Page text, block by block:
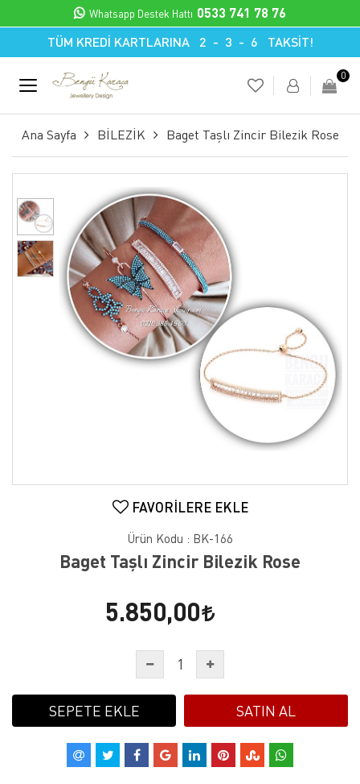
TÜM KREDİ KARTLARINA 2 - 3 - 6 TAKSİT!
Whatsapp Destek Hattı 0533 741 78 76
0
Ana Sayfa BİLEZİK Baget Taşlı Zincir Bilezik Rose
FAVORILERE EKLE
Ürün Kodu : BK-166
Baget Taşlı Zincir Bilezik Rose
5.850,00
SEPETE EKLE SATIN AL